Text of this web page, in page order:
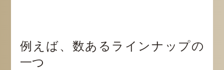
例えば、数あるラインナップの
一つ